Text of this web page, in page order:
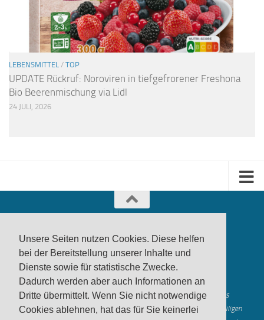
Unsere Seiten nutzen Cookies. Diese helfen
bei der Bereitstellung unserer Inhalte und
Dienste sowie für statistische Zwecke.
Dadurch werden aber auch Informationen an
Dritte übermittelt. Wenn Sie nicht notwendige
Cookies ablehnen, hat das für Sie keinerlei
LEBENSMITTEL / TOP
UPDATE Rückruf: Noroviren in tiefgefrorener Freshona
Bio Beerenmischung via Lidl
24 JULI, 2026
produktwarnung.eu - 2007-2026
Made in Gerstetten |Medienzentrum Gerstetten
Alle genannten Marken, Warenzeichen und Logos innerhalb dieses
Medienangebotes sind durch die Marken- und Urheberechte der jeweiligen